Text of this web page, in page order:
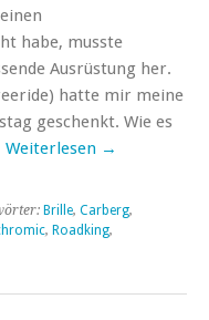
habe, musste
Ausrüstung her.
hatte mir meine
geschenkt. Wie es
Weiterlesen →
Brille, Carberg,
, Roadking,